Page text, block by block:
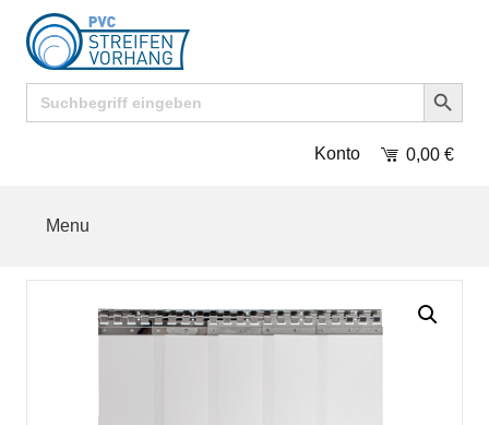
Search
for:
Search Button
Konto 0,00 €
Menu